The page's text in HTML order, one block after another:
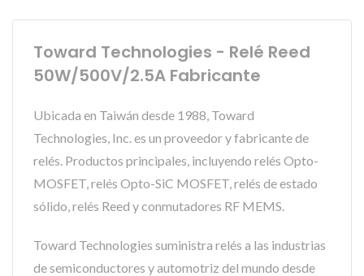
Toward Technologies - Relé Reed
50W/500V/2.5A Fabricante
Ubicada en Taiwán desde 1988, Toward
Technologies, Inc. es un proveedor y fabricante de
relés. Productos principales, incluyendo relés Opto-
MOSFET, relés Opto-SiC MOSFET, relés de estado
sólido, relés Reed y conmutadores RF MEMS.
Toward Technologies suministra relés a las industrias
de semiconductores y automotriz del mundo desde